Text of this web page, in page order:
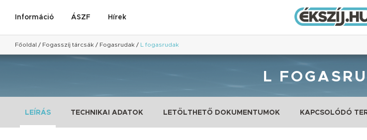
Információ ÁSZF Hírek
Főoldal / Fogasszíj tárcsák / Fogasrudak / L fogasrudak
L
LEÍRÁS TECHNIKAI ADATOK LETÖLTHETŐ DOKUMENTUMOK KAPCSOLÓDÓ